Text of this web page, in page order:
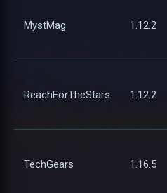
MystMag 1.12.2
ReachForTheStars 1.12.2
TechGears 1.16.5